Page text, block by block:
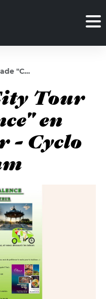
Valence" en triporteur - Cyclo Team
Tour
en
- Cyclo